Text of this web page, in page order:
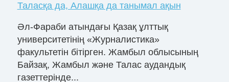
Таласқа да, Алашқа да танымал ақын
Әл-Фараби атындағы Қазақ ұлттық
университетінің «Журналистика»
факультетін бітірген. Жамбыл облысының
Байзақ, Жамбыл және Талас аудандық
газеттерінде...